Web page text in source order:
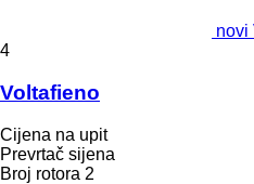
novi
4
Voltafieno
Cijena na upit
Prevrtač sijena
Broj rotora 2